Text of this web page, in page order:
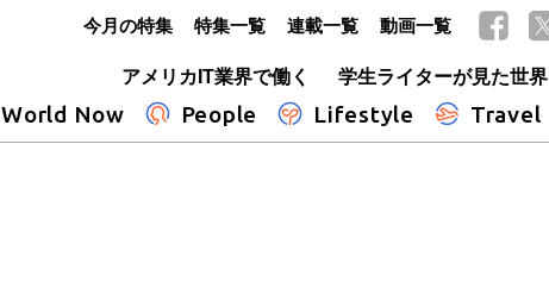
アメリカIT業界で働く
学生ライターが見た世界
World Now People Lifestyle Travel
今月の特集 特集一覧 連載一覧 動画一覧